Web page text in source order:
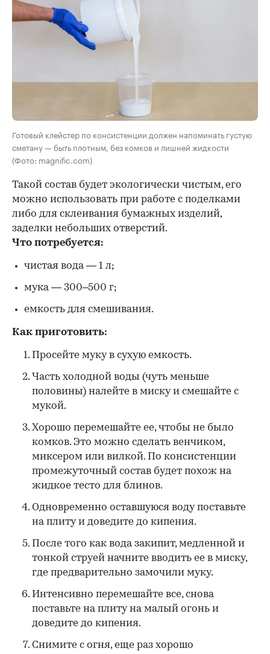
Готовый клейстер по консистенции должен напоминать густую
сметану — быть плотным, без комков и лишней жидкости
(Фото: magnific.com)
Такой состав будет экологически чистым, его
можно использовать при работе с поделками
либо для склеивания бумажных изделий,
заделки небольших отверстий.
Что потребуется:
чистая вода — 1 л;
мука — 300–500 г;
емкость для смешивания.
Как приготовить:
Просейте муку в сухую емкость.
Часть холодной воды (чуть меньше
половины) налейте в миску и смешайте с
мукой.
Хорошо перемешайте ее, чтобы не было
комков. Это можно сделать венчиком,
миксером или вилкой. По консистенции
промежуточный состав будет похож на
жидкое тесто для блинов.
Одновременно оставшуюся воду поставьте
на плиту и доведите до кипения.
После того как вода закипит, медленной и
тонкой струей начните вводить ее в миску,
где предварительно замочили муку.
Интенсивно перемешайте все, снова
поставьте на плиту на малый огонь и
доведите до кипения.
Снимите с огня, еще раз хорошо